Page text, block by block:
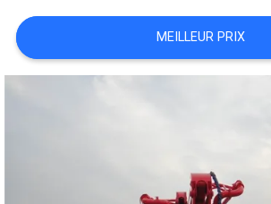
UNE
CITATION
MEILLEUR PRIX